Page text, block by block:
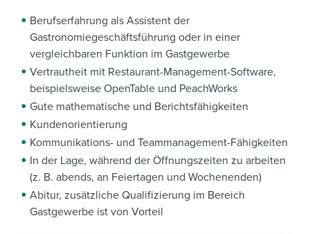
Berufserfahrung als Assistent der
Gastronomiegeschäftsführung oder in einer
vergleichbaren Funktion im Gastgewerbe
Vertrautheit mit Restaurant-Management-Software,
beispielsweise OpenTable und PeachWorks
Gute mathematische und Berichtsfähigkeiten
Kundenorientierung
Kommunikations- und Teammanagement-Fähigkeiten
In der Lage, während der Öffnungszeiten zu arbeiten
(z. B. abends, an Feiertagen und Wochenenden)
Abitur, zusätzliche Qualifizierung im Bereich
Gastgewerbe ist von Vorteil